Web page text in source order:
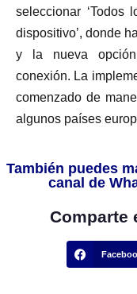
seleccionar ‘Todos
dispositivo’, donde
y la nueva opción
conexión. La
comenzado de
algunos países
También puedes
canal de
Comparte